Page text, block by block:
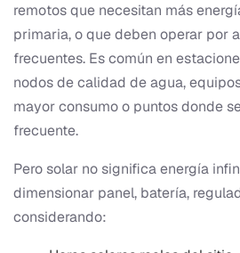
remotos que necesitan más
primaria, o que deben operar por
frecuentes. Es común en
nodos de calidad de agua,
mayor consumo o puntos donde
frecuente.
Pero solar no significa energía
dimensionar panel, batería,
considerando: